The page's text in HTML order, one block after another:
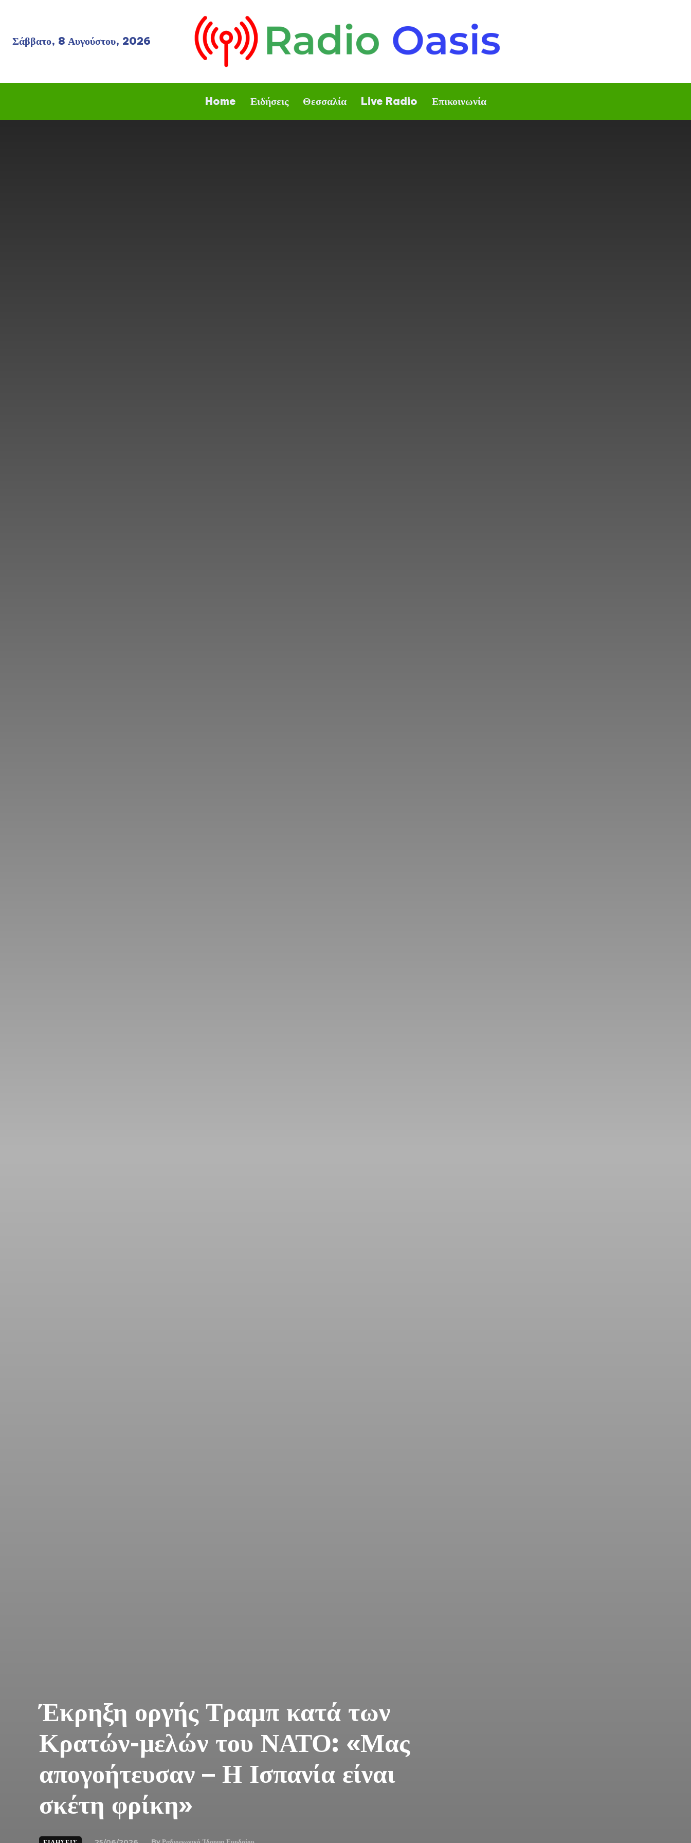
Σάββατο, 8 Αυγούστου, 2026
Home Ειδήσεις Θεσσαλία Live Radio Επικοινωνία
Έκρηξη οργής Τραμπ κατά των
Κρατών-μελών του ΝΑΤΟ: «Μας
απογοήτευσαν – Η Ισπανία είναι
σκέτη φρίκη»